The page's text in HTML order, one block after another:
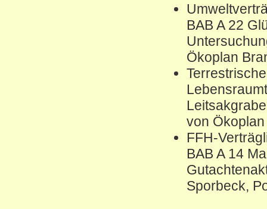
BAB A 22
Ökoplan
von
FFH-
BAB A 14
Sporbeck,